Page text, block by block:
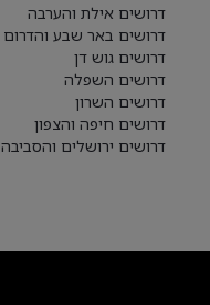
דרושים אילת והערבה
דרושים באר שבע והדרום
דרושים גוש דן
דרושים השפלה
דרושים השרון
דרושים חיפה והצפון
דרושים ירושלים והסביבה